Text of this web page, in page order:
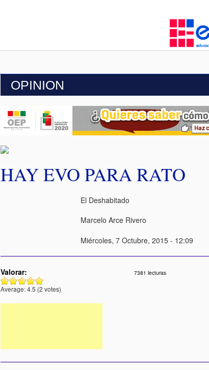
OPINION
HAY EVO PARA RATO
El Deshabitado
Marcelo Arce Rivero
Miércoles, 7 Octubre, 2015 - 12:09
Valorar:
Average:4.5 (2 votes)
7381 lecturas